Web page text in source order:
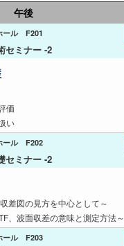
午後
ール F201
セミナー -2
価
い
ール F202
セミナー -2
差図の見方を中心として～
、波面収差の意味と測定方法～
ール F203